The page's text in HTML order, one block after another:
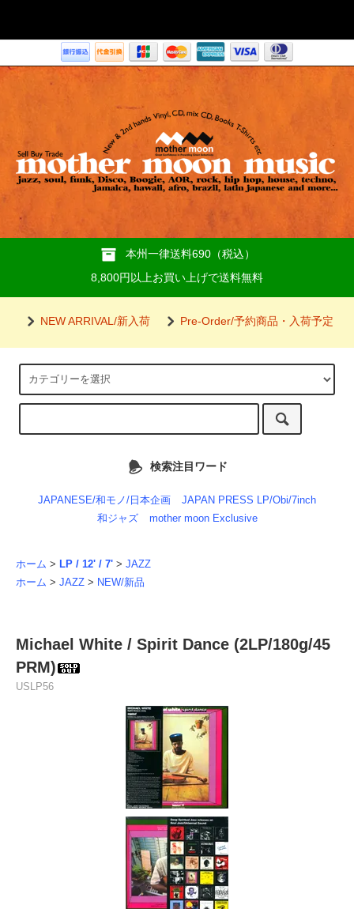
本州一律送料690（税込）
8,800円以上お買い上げで送料無料
NEW ARRIVAL/新入荷 Pre-Order/予約商品・入荷予定
検索注目ワード
JAPANESE/和モノ/日本企画
JAPAN PRESS LP/Obi/7inch
和ジャズ
mother moon Exclusive
ホーム > LP / 12' / 7' > JAZZ
ホーム > JAZZ > NEW/新品
Michael White / Spirit Dance (2LP/180g/45
PRM)
USLP56